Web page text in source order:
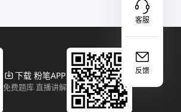
客服
反馈
下载 粉笔APP
免费题库 直播讲解